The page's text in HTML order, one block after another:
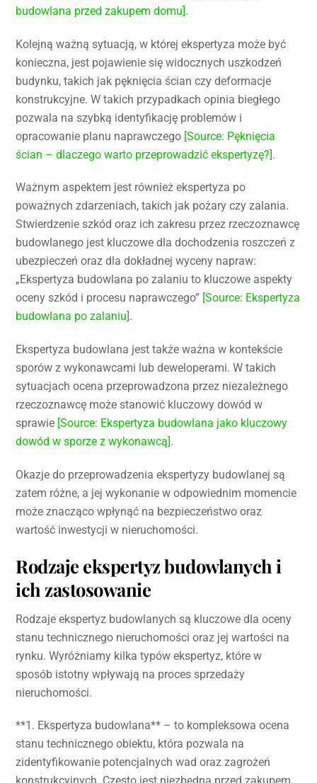
budowlana przed zakupem domu].
Kolejną ważną sytuacją, w której ekspertyza może być
konieczna, jest pojawienie się widocznych uszkodzeń
budynku, takich jak pęknięcia ścian czy deformacje
konstrukcyjne. W takich przypadkach opinia biegłego
pozwala na szybką identyfikację problemów i
opracowanie planu naprawczego [Source: Pęknięcia
ścian – dlaczego warto przeprowadzić ekspertyzę?].
Ważnym aspektem jest również ekspertyza po
poważnych zdarzeniach, takich jak pożary czy zalania.
Stwierdzenie szkód oraz ich zakresu przez rzeczoznawcę
budowlanego jest kluczowe dla dochodzenia roszczeń z
ubezpieczeń oraz dla dokładnej wyceny napraw:
„Ekspertyza budowlana po zalaniu to kluczowe aspekty
oceny szkód i procesu naprawczego” [Source: Ekspertyza
budowlana po zalaniu].
Ekspertyza budowlana jest także ważna w kontekście
sporów z wykonawcami lub deweloperami. W takich
sytuacjach ocena przeprowadzona przez niezależnego
rzeczoznawcę może stanowić kluczowy dowód w
sprawie [Source: Ekspertyza budowlana jako kluczowy
dowód w sporze z wykonawcą].
Okazje do przeprowadzenia ekspertyzy budowlanej są
zatem różne, a jej wykonanie w odpowiednim momencie
może znacząco wpłynąć na bezpieczeństwo oraz
wartość inwestycji w nieruchomości.
Rodzaje ekspertyz budowlanych i
ich zastosowanie
Rodzaje ekspertyz budowlanych są kluczowe dla oceny
stanu technicznego nieruchomości oraz jej wartości na
rynku. Wyróżniamy kilka typów ekspertyz, które w
sposób istotny wpływają na proces sprzedaży
nieruchomości.
**1. Ekspertyza budowlana** – to kompleksowa ocena
stanu technicznego obiektu, która pozwala na
zidentyfikowanie potencjalnych wad oraz zagrożeń